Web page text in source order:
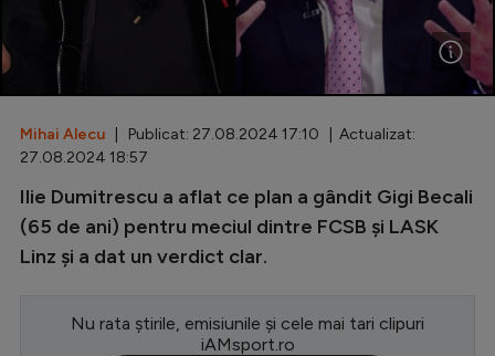
Fotbal feminin
Diverse
Inedit
Europa League
Mihai Alecu | Publicat: 27.08.2024 17:10 | Actualizat:
27.08.2024 18:57
Ilie Dumitrescu a aflat ce plan a gândit Gigi Becali
(65 de ani) pentru meciul dintre FCSB și LASK
Linz și a dat un verdict clar.
Nu rata știrile, emisiunile și cele mai tari clipuri
iAMsport.ro